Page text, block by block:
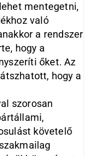
mentegetni,
való
a rendszer
hogy a
őket. Az
hogy a
szorosan
követelő